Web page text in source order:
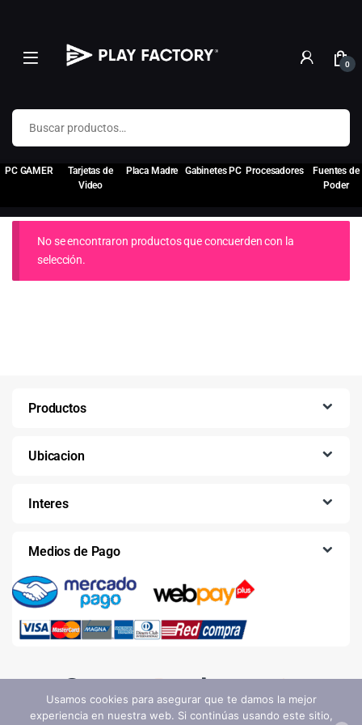
0
Buscar por:
PC GAMER
Tarjetas de
Video
Placa Madre Gabinetes PC Procesadores
Fuentes de
Poder
No se encontraron productos que concuerden con la
selección.
Productos
Ubicacion
Interes
Medios de Pago
Usamos cookies para asegurar que te damos la mejor
experiencia en nuestra web. Si continúas usando este sitio,